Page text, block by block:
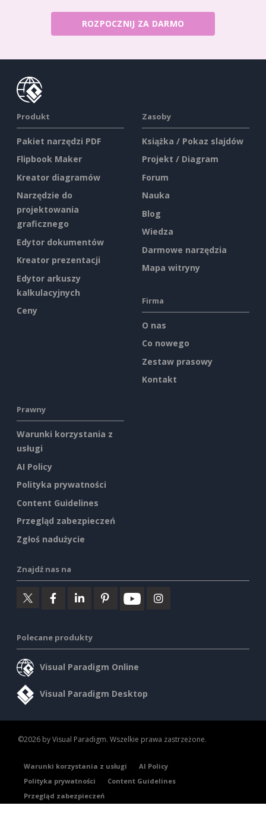
ROZPOCZNIJ ZA DARMO
Produkt
Pakiet narzędzi PDF
Flipbook Maker
Kreator diagramów
Narzędzie do
projektowania
graficznego
Edytor dokumentów
Kreator prezentacji
Edytor arkuszy
kalkulacyjnych
Ceny
Zasoby
Książka / Pokaz slajdów
Projekt / Diagram
Forum
Nauka
Blog
Wiedza
Darmowe narzędzia
Mapa witryny
Firma
O nas
Co nowego
Zestaw prasowy
Kontakt
Prawny
Warunki korzystania z
usługi
AI Policy
Polityka prywatności
Content Guidelines
Przegląd zabezpieczeń
Zgłoś nadużycie
Znajdź nas na
Polecane produkty
Visual Paradigm Online
Visual Paradigm Desktop
©2026 by Visual Paradigm. Wszelkie prawa zastrzeżone.
Warunki korzystania z usługi
AI Policy
Polityka prywatności
Content Guidelines
Przegląd zabezpieczeń